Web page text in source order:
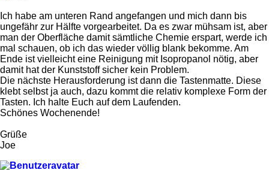
Ich habe am unteren Rand angefangen und mich dann bis
ungefähr zur Hälfte vorgearbeitet. Da es zwar mühsam ist, aber
man der Oberfläche damit sämtliche Chemie erspart, werde ich
mal schauen, ob ich das wieder völlig blank bekomme. Am
Ende ist vielleicht eine Reinigung mit Isopropanol nötig, aber
damit hat der Kunststoff sicher kein Problem.
Die nächste Herausforderung ist dann die Tastenmatte. Diese
klebt selbst ja auch, dazu kommt die relativ komplexe Form der
Tasten. Ich halte Euch auf dem Laufenden.
Schönes Wochenende!
Grüße
Joe